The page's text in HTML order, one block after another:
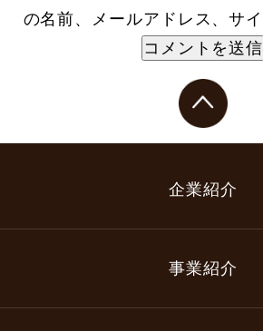
の名前、メールアドレス、サイ
企業紹介
事業紹介